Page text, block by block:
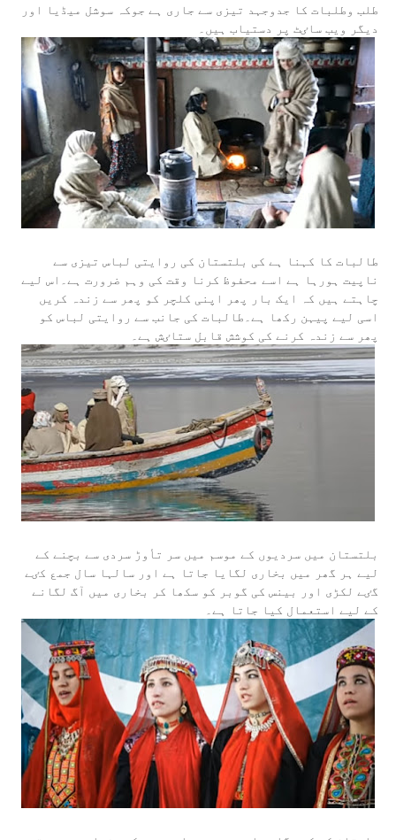
طلب وطلبات کا جدوجہد تیزی سے جاری ہے جوکہ سوشل میڈیا اور
دیگر ویب ساٸٹ پر دستیاب ہیں۔
طالبات کا کہنا ہے کی بلتستان کی روایتی لباس تیزی سے
ناپیت ہورہا ہے اسے محفوظ کرنا وقت کی وہم ضرورت ہے۔اس لیے
چاہتے ہیں کہ ایک بار پھر اپنی کلچر کو پھر سے زندہ کریں
اسی لیے پیہن رکھا ہے۔طالبات کی جانب سے روایتی لباس کو
پھر سے زندہ کرنے کی کوشش قابل ستاٸش ہے۔
بلتستان میں سردیوں کے موسم میں سر تأوڑ سردی سے بچنے کے
لیے ہر گھر میں بخاری لگایا جاتا ہے اور سالہا سال جمع کٸے
گٸے لکڑی اور بینس کی گوبر کو سکھا کر بخاری میں آگ لگانے
کے لیے استعمال کیا جاتا ہے۔